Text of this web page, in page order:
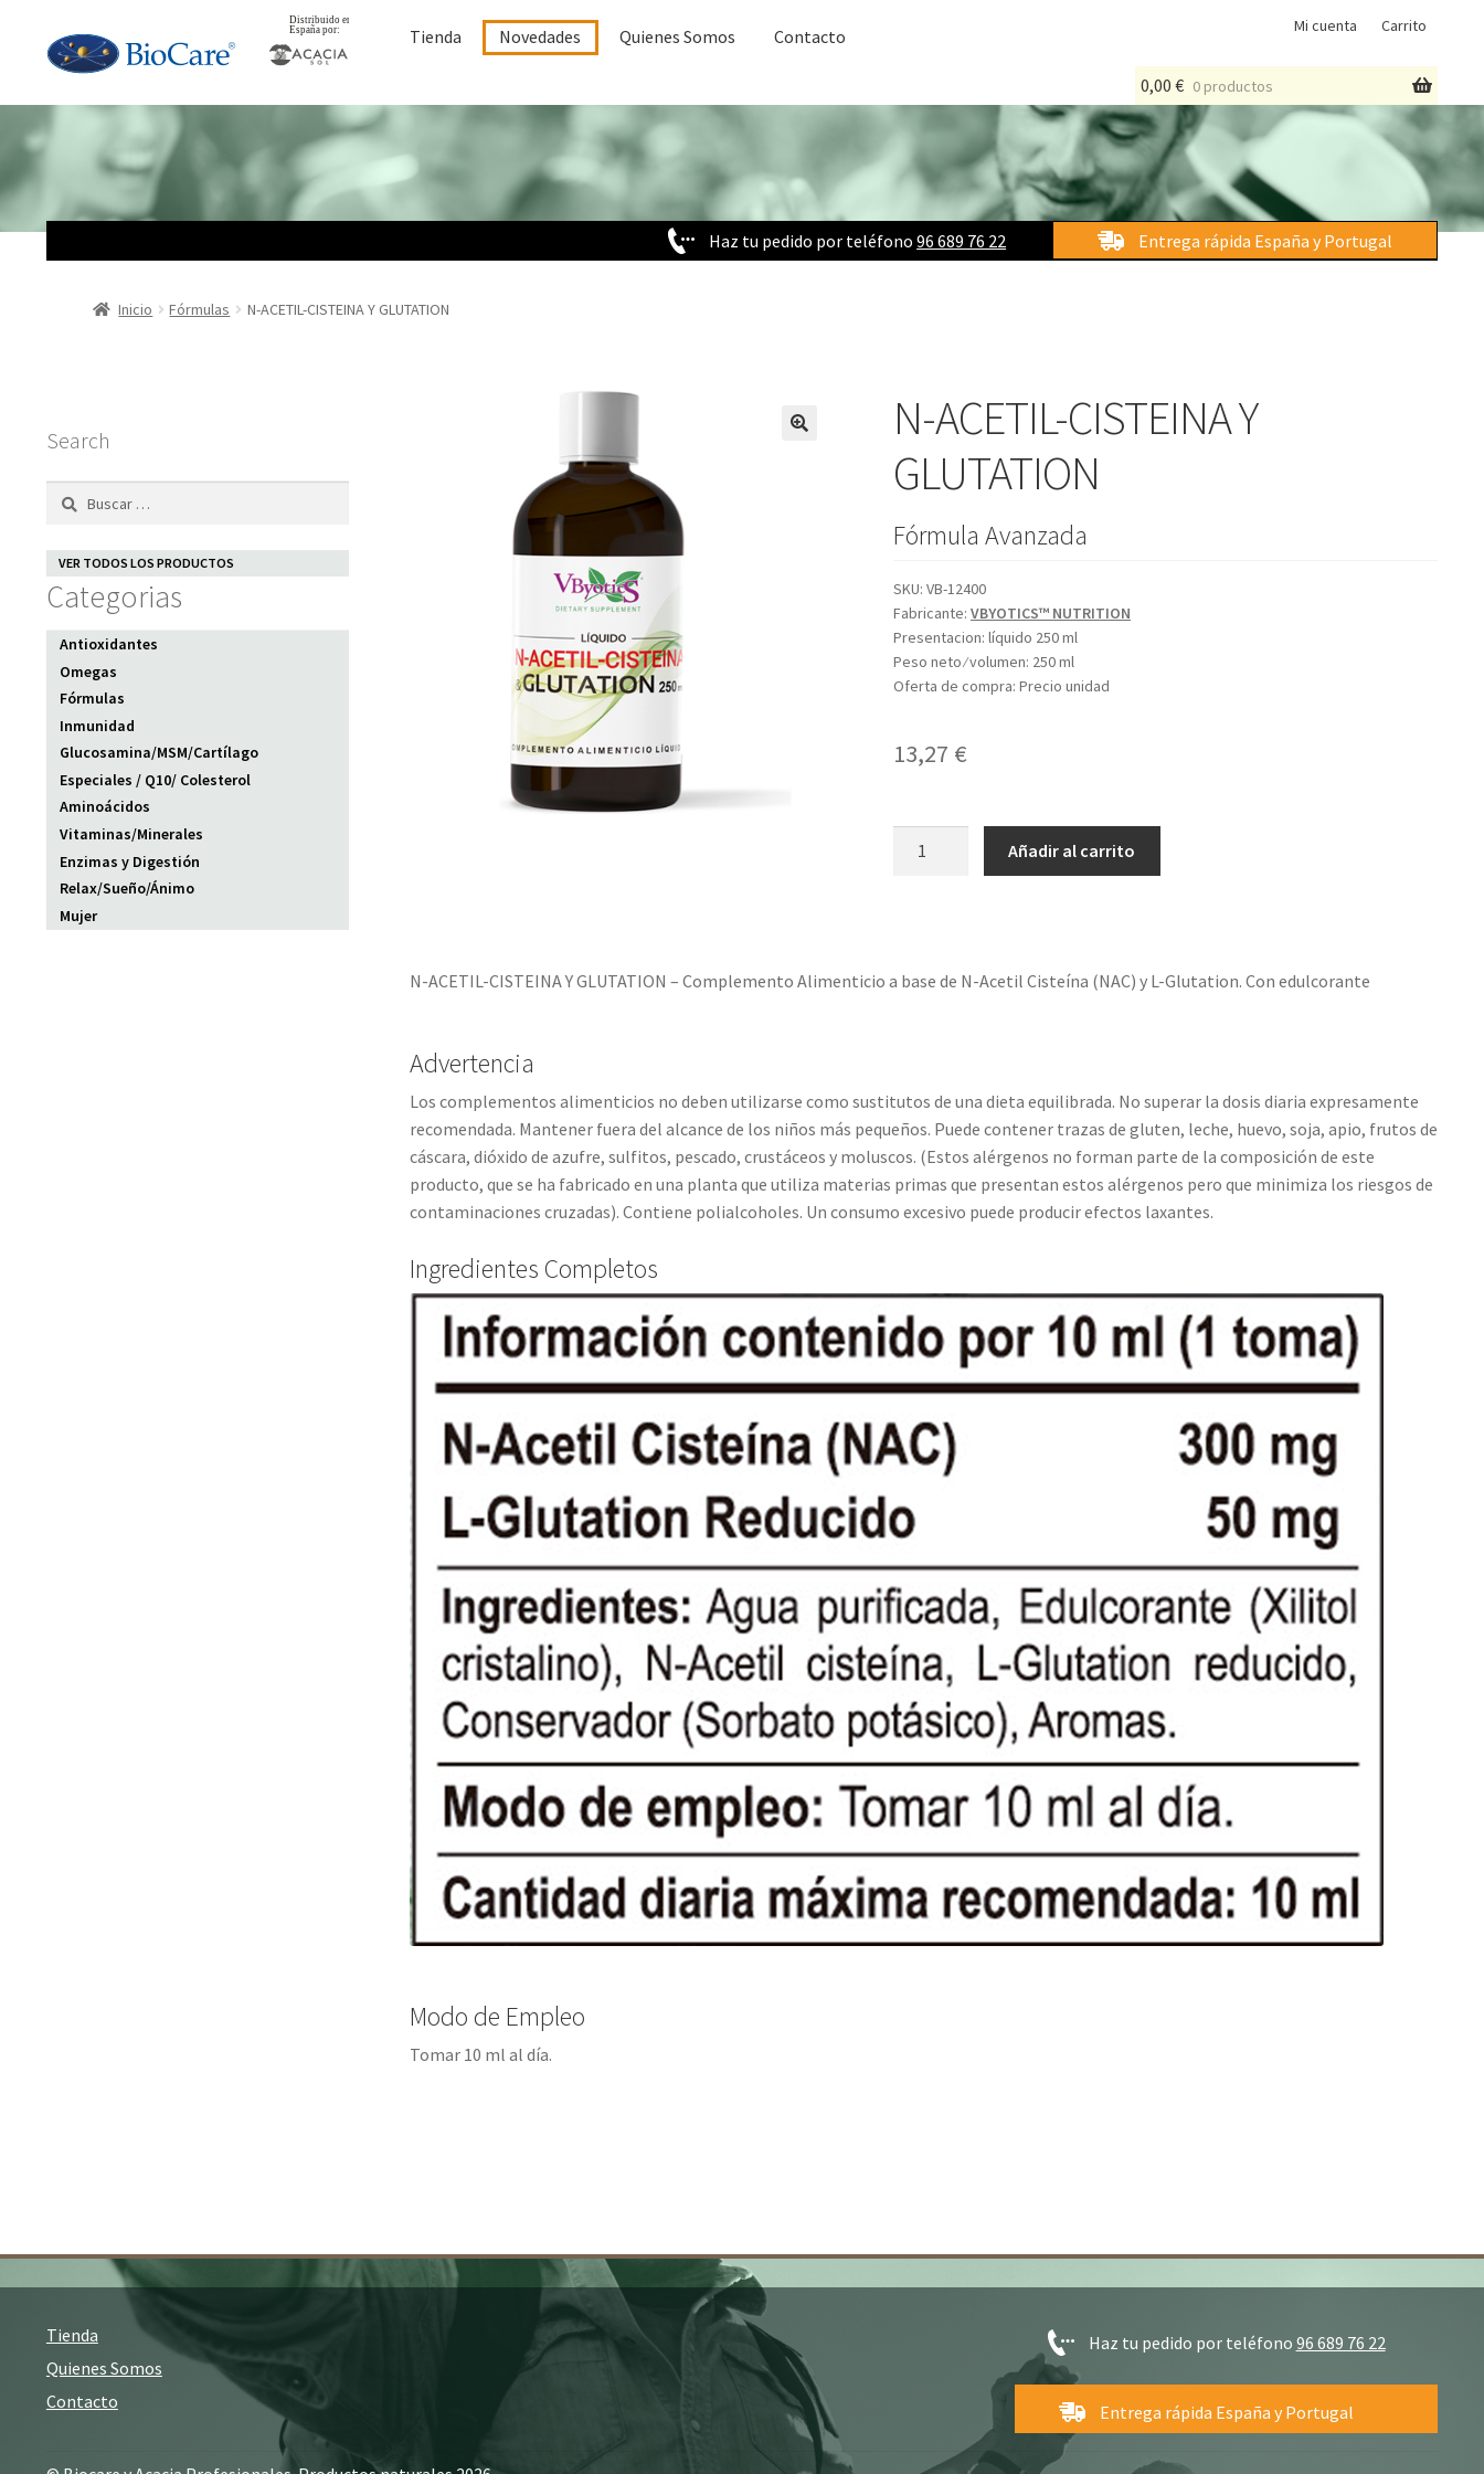
a
navegación
al
contenido
Tienda Novedades Quienes Somos Contacto
Mi cuenta Carrito
0,00€ 0 productos
Haz tu pedido por teléfono96 689 76 22 Entrega rápida España y Portugal
Inicio Fórmulas N-ACETIL-CISTEINA Y GLUTATION
N-ACETIL-CISTEINA Y
GLUTATION
Fórmula Avanzada
SKU: VB-12400
Fabricante: VBYOTICS™ NUTRITION
Presentacion: líquido 250 ml
Peso neto ⁄ volumen: 250 ml
Oferta de compra: Precio unidad
13,27 €
cantidad
Añadir al carrito
N-ACETIL-CISTEINA Y GLUTATION – Complemento Alimenticio a base de N-Acetil Cisteína (NAC) y L-Glutation. Con edulcorante
Advertencia
Los complementos alimenticios no deben utilizarse como sustitutos de una dieta equilibrada. No superar la dosis diaria expresamente
recomendada. Mantener fuera del alcance de los niños más pequeños. Puede contener trazas de gluten, leche, huevo, soja, apio, frutos de
cáscara, dióxido de azufre, sulfitos, pescado, crustáceos y moluscos. (Estos alérgenos no forman parte de la composición de este
producto, que se ha fabricado en una planta que utiliza materias primas que presentan estos alérgenos pero que minimiza los riesgos de
contaminaciones cruzadas). Contiene polialcoholes. Un consumo excesivo puede producir efectos laxantes.
Ingredientes Completos
Modo de Empleo
Tomar 10 ml al día.
Search
Buscar:
VER TODOS LOS PRODUCTOS
Categorias
Antioxidantes
Omegas
Fórmulas
Inmunidad
Glucosamina/MSM/Cartílago
Especiales / Q10/ Colesterol
Aminoácidos
Vitaminas/Minerales
Enzimas y Digestión
Relax/Sueño/Ánimo
Mujer
Tienda
Quienes Somos
Contacto
Haz tu pedido por teléfono 96 689 76 22
Entrega rápida España y Portugal